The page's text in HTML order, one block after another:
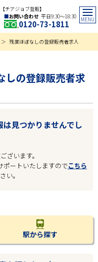
チアジョブ登販】
お問い合わせ 平日9:30〜18:30
0120-73-1811
残業ほぼなしの登録販売者求人
しの登録販売者求
見つかりませんでし
ざいます。
ポートいたしますのでこちら
い。
駅から探す